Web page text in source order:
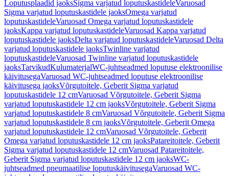
Loputusplaadid jaoksSigma varjatud loputuskastideleVaruosad
Sigma varjatud loputuskastidele jaoksOmega varjatud
loputuskastideleVaruosad Omega varjatud loputuskastidele
jaoksKappa varjatud loputuskastideleVaruosad Kappa varjatud
loputuskastidele jaoksDelta varjatud loputuskastideleVaruosad Delta
varjatud loputuskastidele jaoksTwinline varjatud
loputuskastideleVaruosad Twinline varjatud loputuskastidele
jaoksTarvikudKulumaterjalWC-juhtseadmed loputuse elektroonilise
käivitusegaVaruosad WC-juhtseadmed loputuse elektroonilise
käivitusega jaoksVõrgutoitele, Geberit Sigma varjatud
loputuskastidele 12 cmVaruosad Võrgutoitele, Geberit Sigma
varjatud loputuskastidele 12 cm jaoksVõrgutoitele, Geberit Sigma
varjatud loputuskastidele 8 cmVaruosad Võrgutoitele, Geberit Sigma
varjatud loputuskastidele 8 cm jaoksVõrgutoitele, Geberit Omega
varjatud loputuskastidele 12 cmVaruosad Võrgutoitele, Geberit
Omega varjatud loputuskastidele 12 cm jaoksPatareitoitele, Geberit
Sigma varjatud loputuskastidele 12 cmVaruosad Patareitoitele,
Geberit Sigma varjatud loputuskastidele 12 cm jaoksWC-
juhtseadmed pneumaatilise loputuskäivitusegaVaruosad WC-